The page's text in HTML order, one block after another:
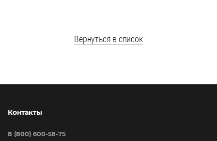
Вернуться в список
Контакты
8 (800) 600-58-75